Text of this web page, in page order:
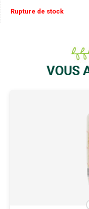
Rupture de stock
VOUS